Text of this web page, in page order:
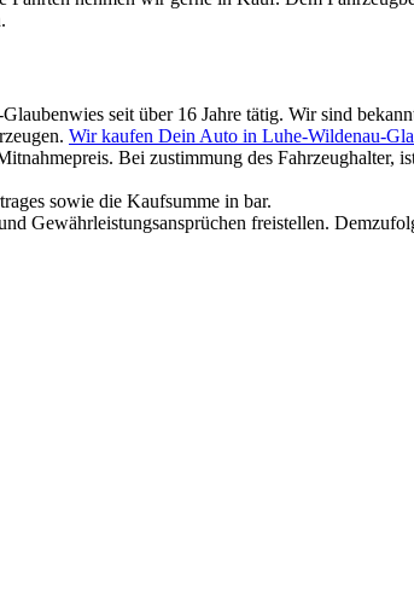
seit über 16 Jahre tätig. Wir sind
Wir kaufen Dein Auto in Luhe-Wildenau-
Bei zustimmung des Fahrzeughalter,
sowie die Kaufsumme in bar.
Gewährleistungsansprüchen freistellen.